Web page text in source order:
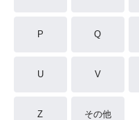
P Q
U V
Z その他